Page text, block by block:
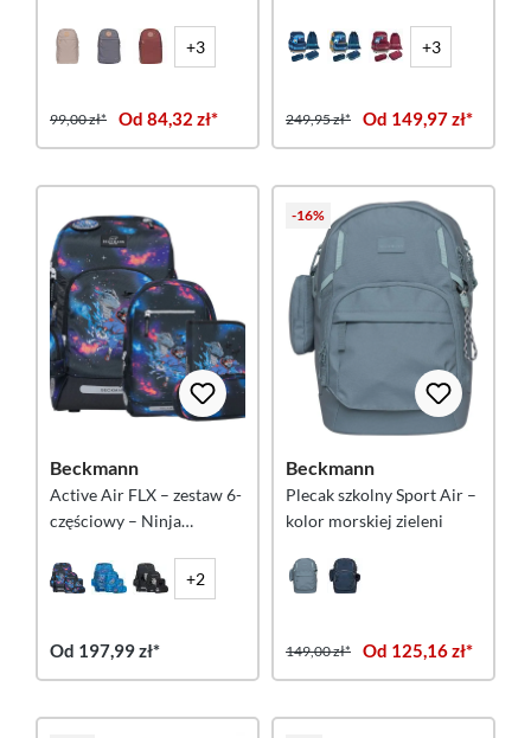
+3
99,00 zł* Od 84,32 zł*
+3
249,95 zł* Od 149,97 zł*
Beckmann
Active Air FLX – zestaw 6-
częściowy – Ninja
+2
Od 197,99 zł*
-16%
Beckmann
Plecak szkolny Sport Air –
kolor morskiej zieleni
149,00 zł* Od 125,16 zł*